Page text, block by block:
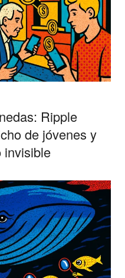
Ripple
de jóvenes y
invisible